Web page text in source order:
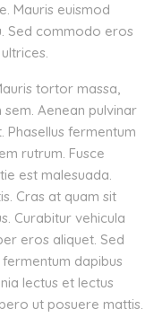
Mauris euismod
Sed commodo eros
tortor massa,
Aenean pulvinar
Phasellus fermentum
rutrum. Fusce
est malesuada.
Cras at quam sit
Curabitur vehicula
eros aliquet. Sed
dapibus
lectus et lectus
ut posuere mattis.